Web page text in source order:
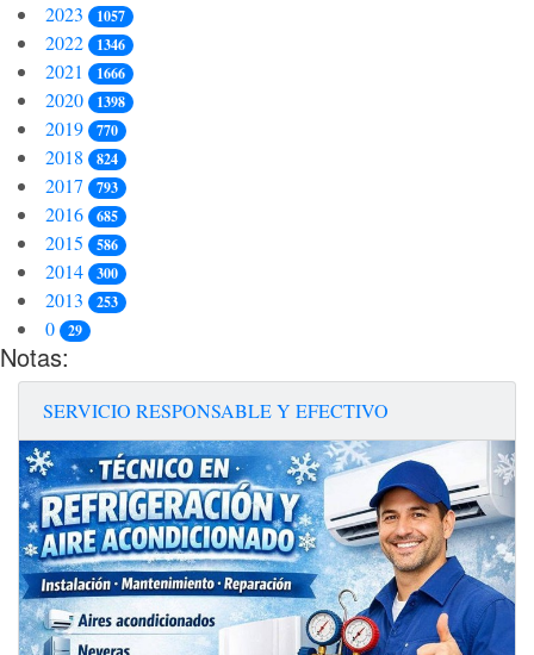
2023 1057
2022 1346
2021 1666
2020 1398
2019 770
2018 824
2017 793
2016 685
2015 586
2014 300
2013 253
0 29
Notas:
SERVICIO RESPONSABLE Y EFECTIVO